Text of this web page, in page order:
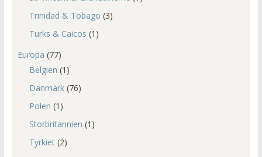
Trinidad & Tobago (3)
Turks & Caicos (1)
Europa (77)
Belgien (1)
Danmark(76)
Polen (1)
Storbritannien (1)
Tyrkiet(2)